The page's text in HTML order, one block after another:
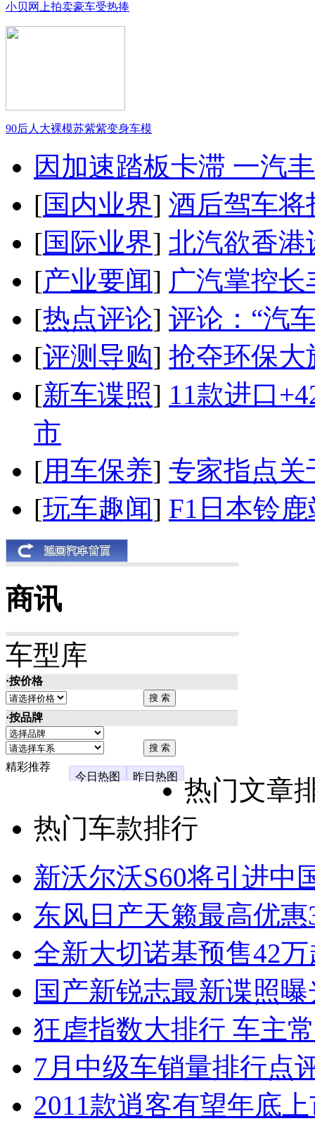
小贝网上拍卖豪车受热捧
90后人大裸模苏紫紫变身车模
因加速踏板卡滞 一汽
[国内业界] 酒后驾车将
[国际业界] 北汽欲香港
[产业要闻] 广汽掌控
[热点评论] 评论：“汽
[评测导购] 抢夺环保大
[新车谍照] 11款进口
市
[用车保养] 专家指点关
[玩车趣闻] F1日本铃
商讯
车型库
·按价格
·按品牌
精彩推荐
今日热图
昨日热图
热门文章
热门车款排行
新沃尔沃S60将引进中
东风日产天籁最高优
全新大切诺基预售42
国产新锐志最新谍照
狂虐指数大排行 车主
7月中级车销量排行点
2011款逍客有望年底